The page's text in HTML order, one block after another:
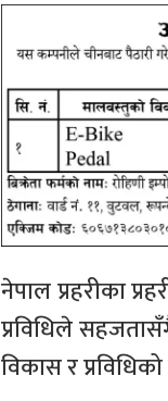
नेपाल प्रहरीका
प्रविधिले
विकास र